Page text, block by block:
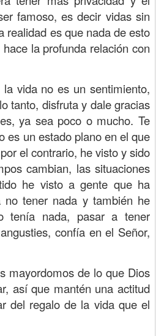
famoso, es decir vidas sin
realidad es que nada de esto
la profunda relación con
vida no es un sentimiento,
tanto, disfruta y dale gracias
ya sea poco o mucho. Te
es un estado plano en el que
el contrario, he visto y sido
cambian, las situaciones
he visto a gente que ha
tener nada y también he
tenía nada, pasar a tener
confía en el Señor,
mayordomos de lo que Dios
así que mantén una actitud
del regalo de la vida que el